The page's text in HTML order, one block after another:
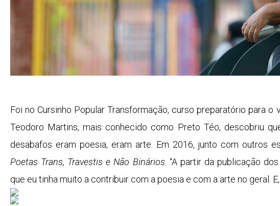
Foi no Cursinho Popular Transformação, curso preparatório para
Teodoro Martins, mais conhecido como Preto Téo, descobriu
desabafos eram poesia, eram arte. Em 2016, junto com outros
Poetas Trans, Travestis e Não Binários . “A partir da publicação
que eu tinha muito a contribuir com a poesia e com a arte no geral.